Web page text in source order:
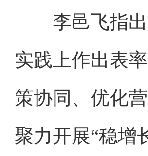
李邑飞指出
实践上作出表
策协同、优化
聚力开展“稳增